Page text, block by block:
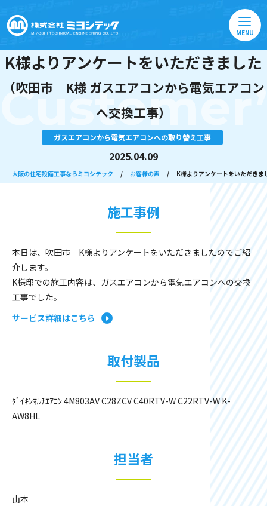
MENU
K様よりアンケートをいただきました
（吹田市 K様 ガスエアコンから電気エアコン
へ交換工事）
ガスエアコンから電気エアコンへの取り替え工事
2025.04.09
大阪の住宅設備工事ならミヨシテック / お客様の声 / K様よりアンケートをいただき
施工事例
本日は、吹田市 K様よりアンケートをいただきましたのでご紹
介します。
K様邸での施工内容は、ガスエアコンから電気エアコンへの交換
工事でした。
サービス詳細はこちら
取付製品
ﾀﾞｲｷﾝﾏﾙﾁｴｱｺﾝ 4M803AV C28ZCV C40RTV-W C22RTV-W K-
AW8HL
担当者
山本